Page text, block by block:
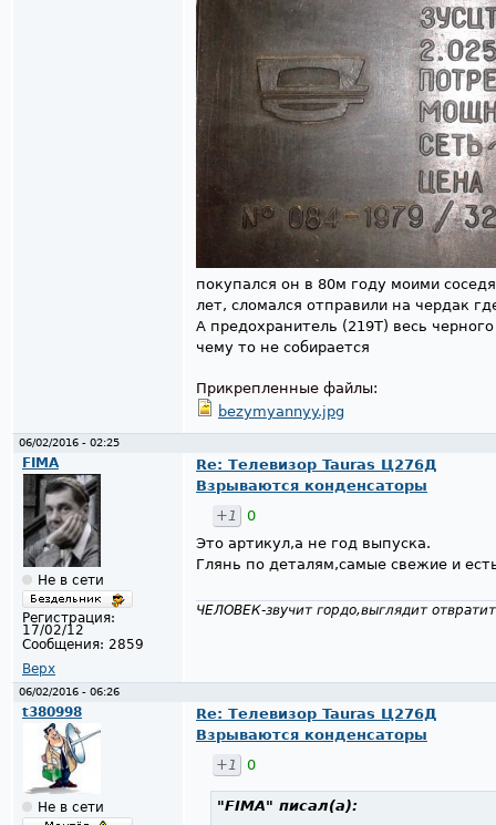
покупался он в 80м году моими
лет, сломался отправили на чердак
А предохранитель (219Т) весь
чему то не собирается
Прикрепленные файлы:
bezymyannyy.jpg
06/02/2016 - 02:25
FIMA
Не в сети
Регистрация:
17/02/12
Сообщения: 2859
Верх
Re: Телевизор Tauras Ц276Д
Взрываются конденсаторы
+1
0
Это артикул,а не год выпуска.
Глянь по деталям,самые свежие и
ЧЕЛОВЕК-звучит гордо,выглядит
06/02/2016 - 06:26
t380998
Не в сети
Re: Телевизор Tauras Ц276Д
Взрываются конденсаторы
+1
0
"FIMA" писал(а):